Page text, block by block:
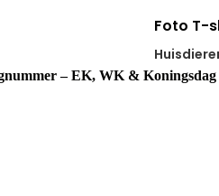
Foto T-
Voor hem
– EK, WK & Koningsdag